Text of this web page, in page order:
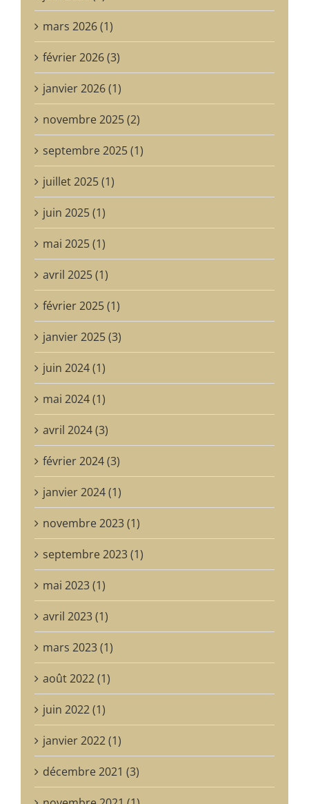
mars 2026 (1)
février 2026 (3)
janvier 2026 (1)
novembre 2025 (2)
septembre 2025 (1)
juillet 2025 (1)
juin 2025 (1)
mai 2025 (1)
avril 2025 (1)
février 2025 (1)
janvier 2025 (3)
juin 2024 (1)
mai 2024 (1)
avril 2024 (3)
février 2024 (3)
janvier 2024 (1)
novembre 2023 (1)
septembre 2023 (1)
mai 2023 (1)
avril 2023 (1)
mars 2023 (1)
août 2022 (1)
juin 2022 (1)
janvier 2022 (1)
décembre 2021 (3)